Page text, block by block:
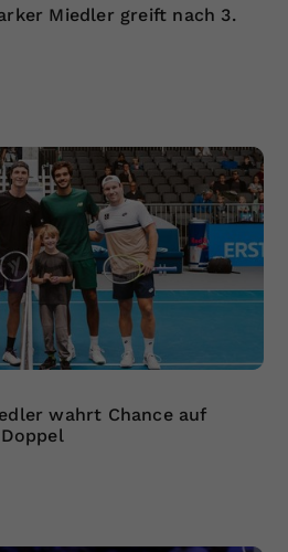
Miedler greift nach 3.
wahrt Chance auf